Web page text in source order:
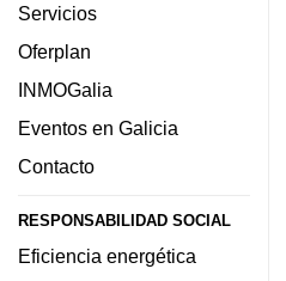
Servicios
Oferplan
INMOGalia
Eventos en Galicia
Contacto
RESPONSABILIDAD SOCIAL
Eficiencia energética